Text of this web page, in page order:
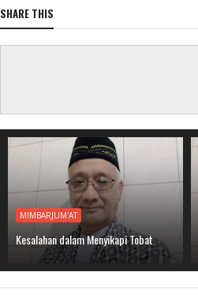
SHARE THIS
MIMBARJUM'AT
Kesalahan dalam Menyikapi Tobat